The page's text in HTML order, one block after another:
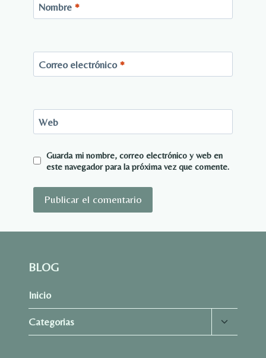
Nombre *
Correo electrónico *
Web
Guarda mi nombre, correo electrónico y web en
este navegador para la próxima vez que comente.
BLOG
Inicio
Categorias
Alternar
menú